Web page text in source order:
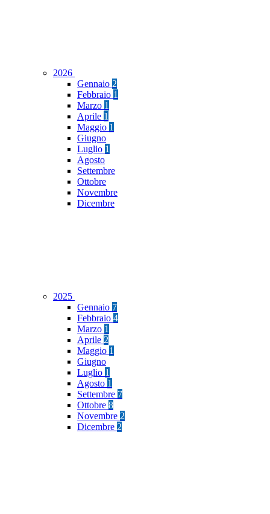
2026
Gennaio 2
Febbraio 1
Marzo 1
Aprile 1
Maggio 1
Giugno
Luglio 1
Agosto
Settembre
Ottobre
Novembre
Dicembre
2025
Gennaio 7
Febbraio 4
Marzo 1
Aprile 2
Maggio 1
Giugno
Luglio 1
Agosto 1
Settembre 7
Ottobre 8
Novembre 2
Dicembre 2